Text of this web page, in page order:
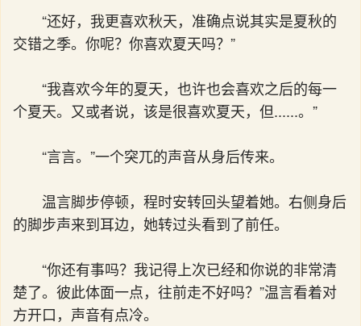
“还好，我更喜欢秋天，准确点说其实是夏秋的
交错之季。你呢？你喜欢夏天吗？”
“我喜欢今年的夏天，也许也会喜欢之后的每一
个夏天。又或者说，该是很喜欢夏天，但......。”
“言言。”一个突兀的声音从身后传来。
温言脚步停顿，程时安转回头望着她。右侧身后
的脚步声来到耳边，她转过头看到了前任。
“你还有事吗？我记得上次已经和你说的非常清
楚了。彼此体面一点，往前走不好吗？”温言看着对
方开口，声音有点冷。